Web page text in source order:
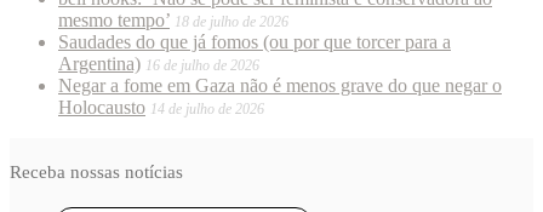
mesmo tempo’ 18 de julho de 2026
Saudades do que já fomos (ou por que torcer para a
Argentina) 16 de julho de 2026
Negar a fome em Gaza não é menos grave do que negar o
Holocausto 14 de julho de 2026
Receba nossas notícias